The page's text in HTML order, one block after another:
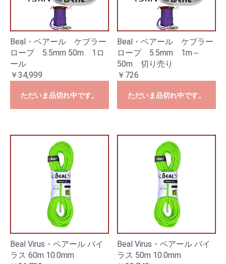
Beal・ベアール ケブラー
ロープ 5.5mm 50m 1ロ
ール
￥34,999
ただいま品切れ中です。
Beal・ベアール ケブラー
ロープ 5.5mm 1m～
50m 切り売り
￥726
ただいま品切れ中です。
Beal Virus・ベアール バイ
ラス 60m 10.0mm
Beal Virus・ベアール バイ
ラス 50m 10.0mm